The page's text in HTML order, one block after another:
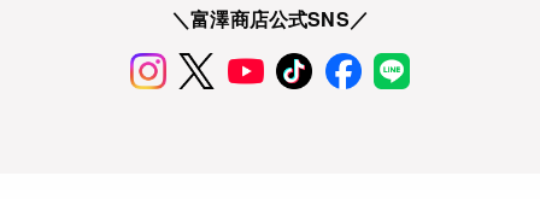
＼富澤商店公式SNS／